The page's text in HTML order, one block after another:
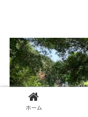
ホーム